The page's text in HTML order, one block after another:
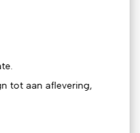
tot aan aflevering,